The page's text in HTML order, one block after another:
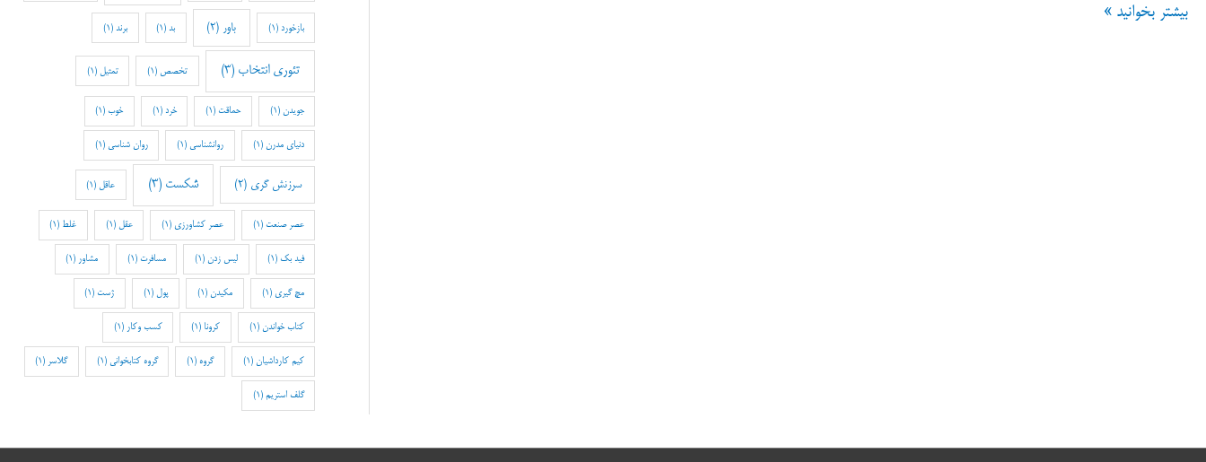
نقشه
بیشتر بخوانید »
بازخورد (1) باور (2) بد(1) برند (1)
تئوری انتخاب (3) تخصص (1) تمثیل (1)
جویدن (1) حماقت(1) خرد (1) خوب(1)
دنیای مدرن (1) روانشناسی (1) روان شناسی (1)
سرزنش گری (2) شکست (3) عاقل (1)
عصر صنعت (1) عصر کشاورزی(1) عقل (1) غلط (1)
فید بک (1) لیس زدن (1) مسافرت (1) مشاور (1)
مچ گیری (1) مکیدن (1) پول (1) ژست(1)
کتاب خواندن (1) کرونا (1) کسب وکار (1)
کیم کارداشیان (1) گروه (1) گروه کتابخوانی (1) گلاسر (1)
گلف استریم (1)